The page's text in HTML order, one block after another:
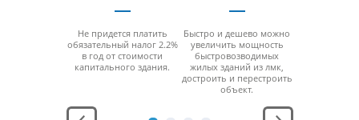
Не придется платить
обязательный налог 2.2%
в год от стоимости
капитального здания.
Быстро и дешево можно
увеличить мощность
быстровозводимых
жилых зданий из лмк,
достроить и перестроить
объект.